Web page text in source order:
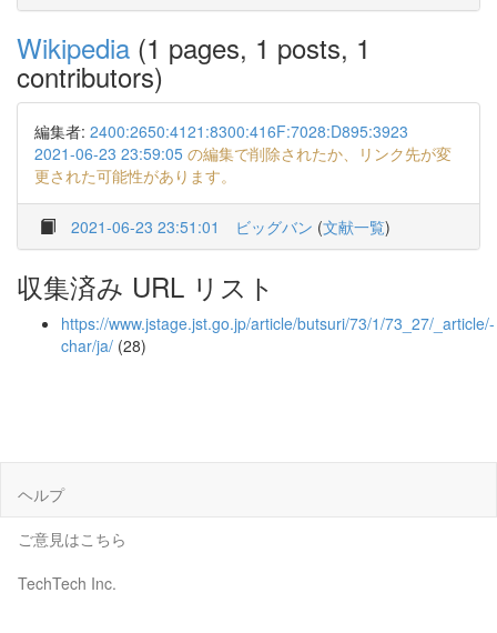
Wikipedia (1 pages, 1 posts, 1
contributors)
編集者: 2400:2650:4121:8300:416F:7028:D895:3923
2021-06-23 23:59:05 の編集で削除されたか、リンク先が変
更された可能性があります。
2021-06-23 23:51:01 ビッグバン (文献一覧)
収集済み URL リスト
https://www.jstage.jst.go.jp/article/butsuri/73/1/73_27/_article/-
char/ja/ (28)
ヘルプ
ご意見はこちら
TechTech Inc.